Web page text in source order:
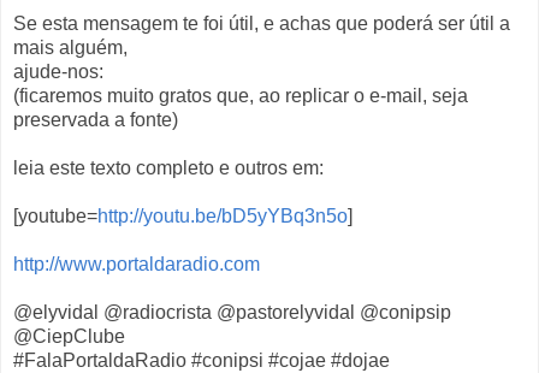
Se esta mensagem te foi útil, e achas que poderá ser útil a
mais alguém,
ajude-nos:
(ficaremos muito gratos que, ao replicar o e-mail, seja
preservada a fonte)
leia este texto completo e outros em:
[youtube=http://youtu.be/bD5yYBq3n5o]
http://www.portaldaradio.com
@elyvidal @radiocrista @pastorelyvidal @conipsip
@CiepClube
#FalaPortaldaRadio #conipsi #cojae #dojae